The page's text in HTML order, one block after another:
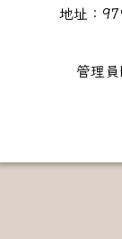
地址：
管理